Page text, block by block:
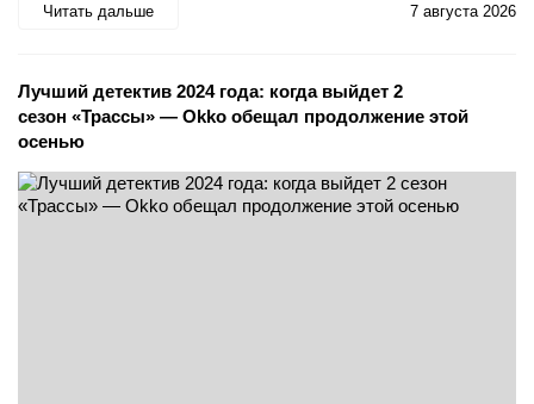
Читать дальше 7 августа 2026
Лучший детектив 2024 года: когда выйдет 2
сезон «Трассы» — Okko обещал продолжение этой
осенью